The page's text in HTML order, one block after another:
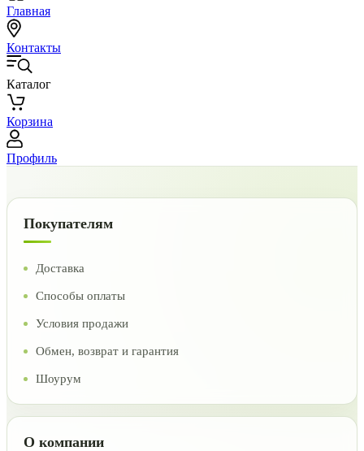
Главная
Контакты
Каталог
Корзина
Профиль
Покупателям
Доставка
Способы оплаты
Условия продажи
Обмен, возврат и гарантия
Шоурум
О компании